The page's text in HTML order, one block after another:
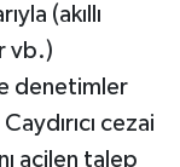
(akıllı
vb.)
denetimler
cezai
acilen talep